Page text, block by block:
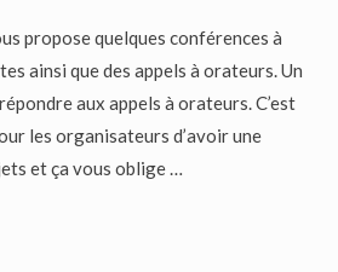
propose quelques conférences à
ainsi que des appels à orateurs. Un
aux appels à orateurs. C’est
les organisateurs d’avoir une
et ça vous oblige …